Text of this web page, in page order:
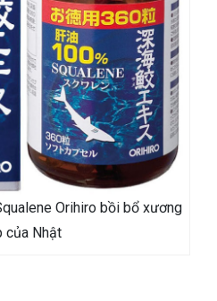
Orihiro bồi bổ xương
của Nhật